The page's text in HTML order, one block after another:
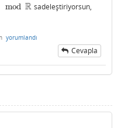
mod R
modR
sadeleştiriyorsun,
yorumlandı
Cevapla